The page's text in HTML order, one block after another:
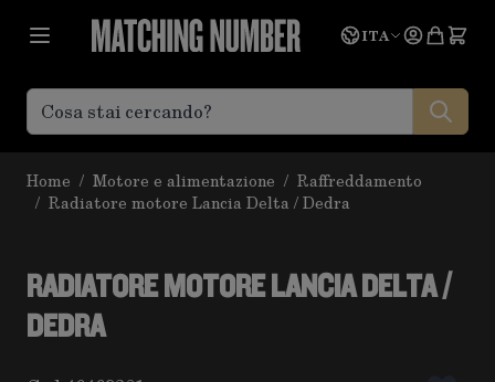
Lingua
ITA
Home / Motore e alimentazione / Raffreddamento
/ Radiatore motore Lancia Delta / Dedra
RADIATORE MOTORE LANCIA DELTA /
DEDRA